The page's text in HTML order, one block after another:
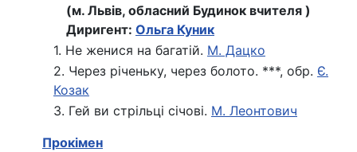
(м. Львів, обласний Будинок вчителя )
Диригент: Ольга Куник
1. Не женися на багатій. М. Дацко
2. Через річеньку, через болото. ***, обр. Є.
Козак
3. Гей ви стрільці січові. М. Леонтович
Прокімен